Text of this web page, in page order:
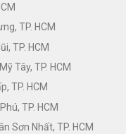
TP. HCM
TP. HCM
Tây, TP. HCM
TP. HCM
TP. HCM
Sơn Nhất, TP. HCM